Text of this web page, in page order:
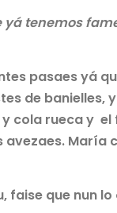
tenemos
pasaes yá
de banielles,
cola rueca y
María
faise que nun lo